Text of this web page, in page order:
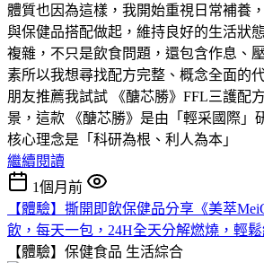
體質也因為這樣，我開始重視日常補養
與保健品搭配做起，維持良好的生活狀
複雜，不只是飲食問題，還包含作息、
素所以我想尋找配方完整、概念全面的
朋友推薦我試試 《醣芯勝》FFL三護配
景，這款 《醣芯勝》是由「輕采國際」
核心理念是「科研為根、利人為本」
繼續閱讀
1個月前
【體驗】撕開即飲保健品分享《美萃
飲，每天一包，24H全天分解燃燒，輕
【體驗】保健食品 生活綜合